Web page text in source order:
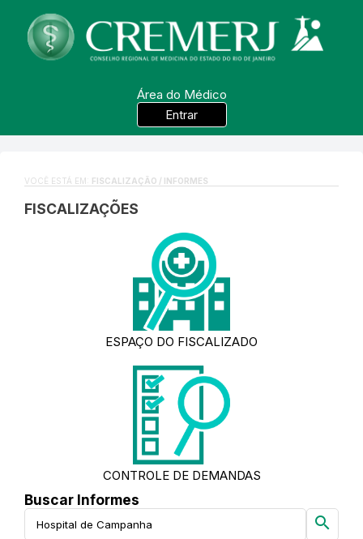
Área do Médico
Entrar
VOCÊ ESTÁ EM: FISCALIZAÇÃO / INFORMES
FISCALIZAÇÕES
ESPAÇO DO FISCALIZADO
CONTROLE DE DEMANDAS
Buscar Informes
search